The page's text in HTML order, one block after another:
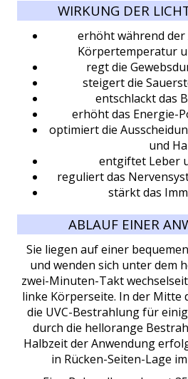
WIRKUNG DER
erhöht während der
Körpertemperatur
regt die
steigert die
entschlackt das
erhöht das Energie-
optimiert die
und
entgiftet Leber
reguliert das
stärkt das
ABLAUF EINER
Sie liegen auf einer
und wenden sich unter dem
zwei-Minuten-Takt
linke Körperseite. In der Mitte
die UVC-Bestrahlung für
durch die hellorange
Halbzeit der Anwendung
in Rücken-Seiten-Lage